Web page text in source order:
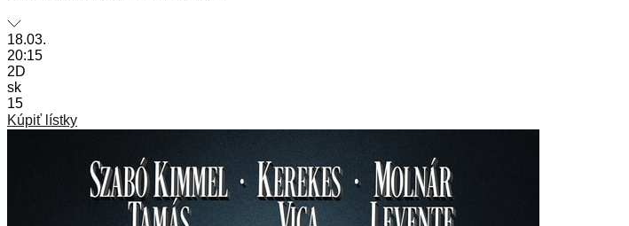
18.03.
20:15
2D
sk
15
Kúpiť lístky